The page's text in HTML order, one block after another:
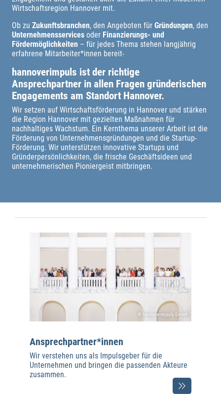
Wirtschaftsregion Hannover mit.
Ob zu Zukunftsbranchen, den Angeboten für Gründungen, den
Unternehmensservices oder Finanzierungs- und
Fördermöglichkeiten – für jedes Thema stehen langjährig
erfahrene Mitarbeiter*innen bereit-
hannoverimpuls ist der richtige
Ansprechpartner in allen Fragen gründerischen
Engagements am Standort Hannover.
Wir setzen auf Wirtschaftsförderung in Hannover und stärken
die Region Hannover mit gezielten Maßnahmen für
nachhaltiges Wachstum. Ein Kernthema unserer Arbeit ist die
Förderung von Unternehmensgründungen und die Startup-
Förderung. Wir unterstützen innovative Startups und
Gründerpersönlichkeiten, die frische Geschäftsideen und
unternehmerischen Pioniergeist mitbringen.
© hannoverimpuls GmbH
Ansprechpartner*innen
Wir verstehen uns als Impulsgeber für die
Unternehmen und bringen die passenden Akteure
zusammen.